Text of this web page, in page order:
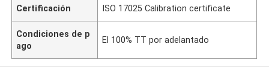
Certificación ISO 17025 Calibration certificate
Condiciones de p
ago
El 100% TT por adelantado